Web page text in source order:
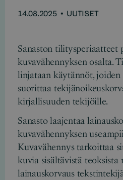
14.08.2025 • UUTISET
Sanaston tilitysperiaatteet
kuvavähennyksen osalta.
linjataan käytännöt, joiden
suorittaa
kirjallisuuden tekijöille.
Sanasto laajentaa
kuvavähennyksen
Kuvavähennys tarkoittaa
kuvia sisältävistä teoksista
lainauskorvaus